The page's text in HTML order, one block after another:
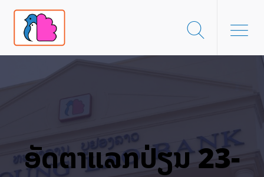
ອັດ​ຕາ​ແລກ​ປ່ຽນ 23-